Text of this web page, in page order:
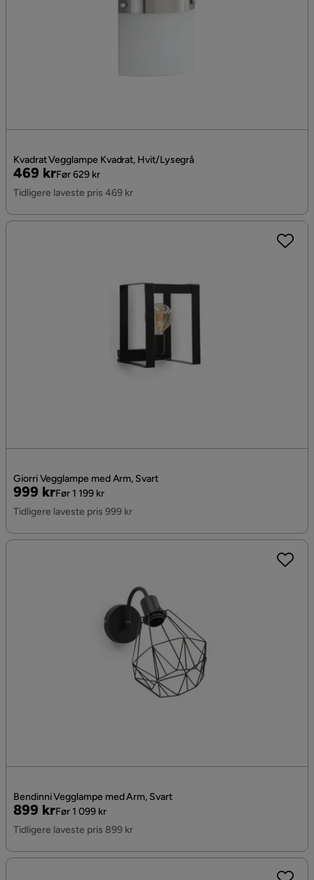
Kvadrat Vegglampe Kvadrat, Hvit/Lysegrå
Pris
469 kr
Original
Pris
Før 629 kr
Tidligere laveste pris 469 kr
Giorri Vegglampe med Arm, Svart
Pris
999 kr
Original
Pris
Før 1 199 kr
Tidligere laveste pris 999 kr
Bendinni Vegglampe med Arm, Svart
Pris
899 kr
Original
Pris
Før 1 099 kr
Tidligere laveste pris 899 kr